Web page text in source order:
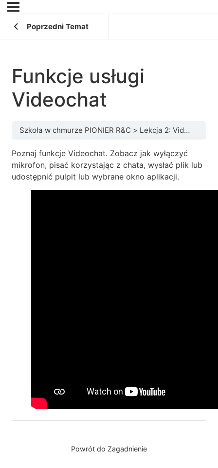
Poprzedni Temat
Funkcje usługi
Videochat
Szkoła w chmurze PIONIER R&C Lekcja 2: Videochat – Spotkania i konsultacje online
Poznaj funkcje Videochat. Zobacz jak wyłączyć
mikrofon, pisać korzystając z chata, wysłać plik lub
udostępnić pulpit lub wybrane okno aplikacji.
Powrót do Zagadnienie